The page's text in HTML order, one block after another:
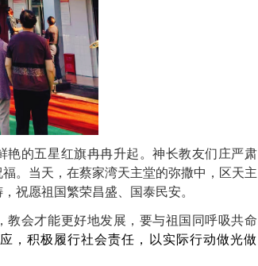
的五星红旗冉冉升起。神长教友们庄严肃
。当天，在蔡家湾天主堂的弥撒中，区天主
祝愿祖国繁荣昌盛、国泰民安。
会才能更好地发展，要与祖国同呼吸共命
，积极履行社会责任，以实际行动做光做